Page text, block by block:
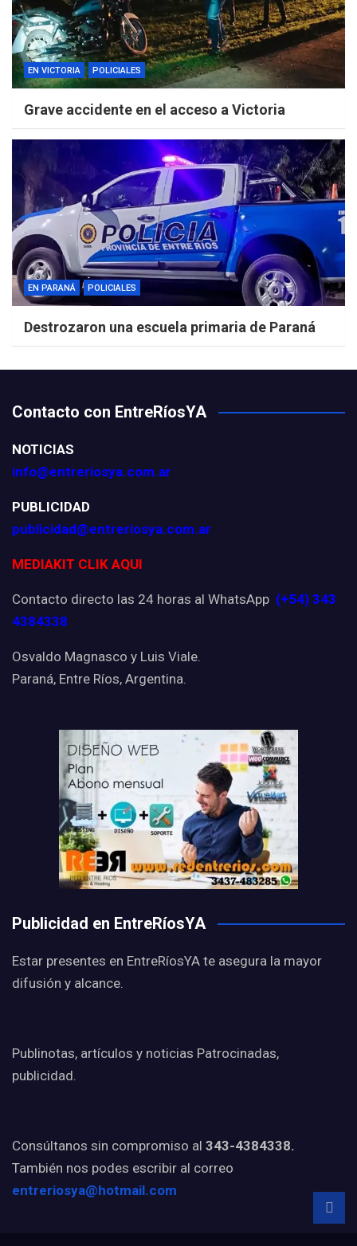
EN VICTORIA POLICIALES
Grave accidente en el acceso a Victoria
EN PARANÁ POLICIALES
Destrozaron una escuela primaria de Paraná
Contacto con EntreRíosYA
NOTICIAS
info@entreriosya.com.ar
PUBLICIDAD
publicidad@entreriosya.com.ar
MEDIAKIT CLIK AQUI
Contacto directo las 24 horas al WhatsApp (+54) 343
4384338
Osvaldo Magnasco y Luis Viale.
Paraná, Entre Ríos, Argentina.
Publicidad en EntreRíosYA
Estar presentes en EntreRíosYA te asegura la mayor
difusión y alcance.
Publinotas, artículos y noticias Patrocinadas,
publicidad.
Consúltanos sin compromiso al 343-4384338.
También nos podes escribir al correo
entreriosya@hotmail.com